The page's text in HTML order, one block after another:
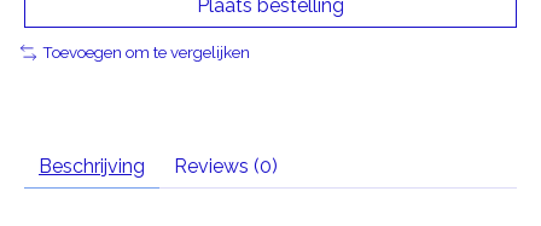
Plaats bestelling
Toevoegen om te vergelijken
Beschrijving Reviews (0)